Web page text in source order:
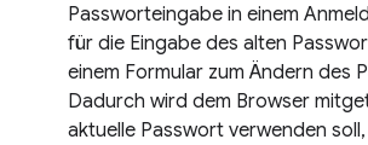
Passworteingabe in einem
für die Eingabe des alten
einem Formular zum Ändern des
Dadurch wird dem Browser
aktuelle Passwort verwenden